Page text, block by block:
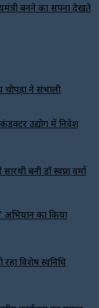
बनने का सपना देखते
ने संभाली
उद्योग में निवेश
बनी डाॅ स्वप्ना वर्मा
अभियान का किया
विशेष स्वनिधि